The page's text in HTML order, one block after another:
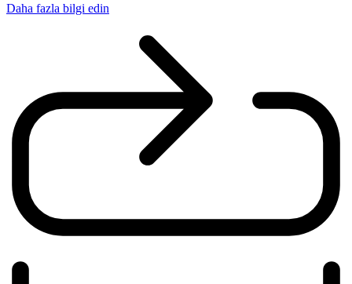
Daha fazla bilgi edin